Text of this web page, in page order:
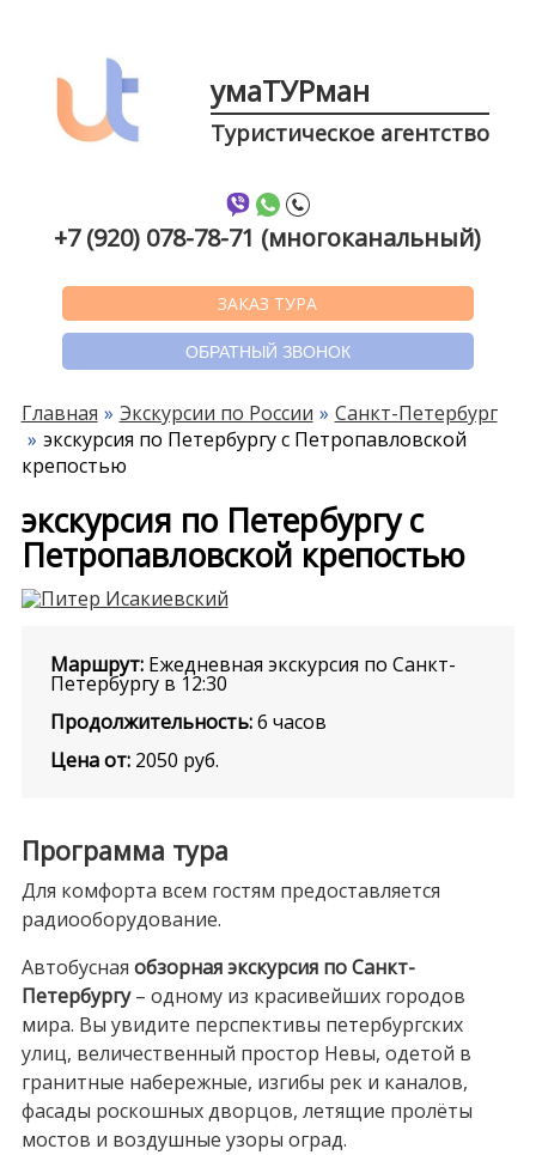
умаТУРман
Туристическое агентство
ЗАКАЗ ТУРА
ОБРАТНЫЙ ЗВОНОК
+7 (920) 078-78-71 (многоканальный)
Главная Экскурсии по России
Санкт-Петербург
экскурсия по Петербургу с Петропавловской
крепостью
экскурсия по Петербургу с
Петропавловской крепостью
Маршрут: Ежедневная экскурсия по Санкт-
Петербургу в 12:30
Продолжительность: 6 часов
Цена от: 2050 руб.
Программа тура
Для комфорта всем гостям предоставляется
радиооборудование.
Автобусная обзорная экскурсия по Санкт-
Петербургу– одному из красивейших городов
мира. Вы увидите перспективы петербургских
улиц, величественный простор Невы, одетой в
гранитные набережные, изгибы рек и каналов,
фасады роскошных дворцов, летящие пролёты
мостов и воздушные узоры оград.